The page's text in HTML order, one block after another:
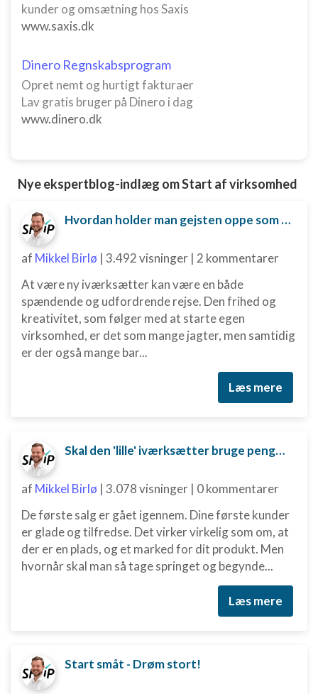
kunder og omsætning hos Saxis
www.saxis.dk
Dinero Regnskabsprogram
Opret nemt og hurtigt fakturaer
Lav gratis bruger på Dinero i dag
www.dinero.dk
Nye ekspertblog-indlæg om Start af virksomhed
Hvordan holder man gejsten oppe som ny iværksætter?
af Mikkel Birlø | 3.492 visninger | 2 kommentarer
At være ny iværksætter kan være en både
spændende og udfordrende rejse. Den frihed og
kreativitet, som følger med at starte egen
virksomhed, er det som mange jagter, men samtidig
er der også mange bar...
Læs mere
Skal den 'lille' iværksætter bruge penge på digital marketing?
af Mikkel Birlø | 3.078 visninger | 0 kommentarer
De første salg er gået igennem. Dine første kunder
er glade og tilfredse. Det virker virkelig som om, at
der er en plads, og et marked for dit produkt. Men
hvornår skal man så tage springet og begynde...
Læs mere
Start småt - Drøm stort!
Bruge begrænsede oplysninger til at vælge
indhold
Bruge præcise geografiske
placeringsoplysninger
Identificere enheder baseret på aktivt
anmodede oplysninger
Funktionel
Annoncering / marketing